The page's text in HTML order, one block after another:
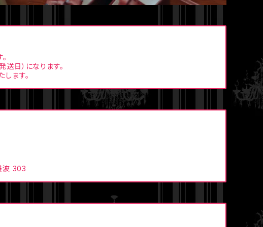
日）になります。
ます。
波 303